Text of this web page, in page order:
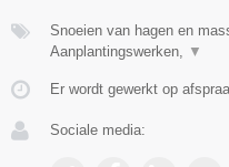
Snoeien van hagen en
Aanplantingswerken, ▼
Er wordt gewerkt op
Sociale media: